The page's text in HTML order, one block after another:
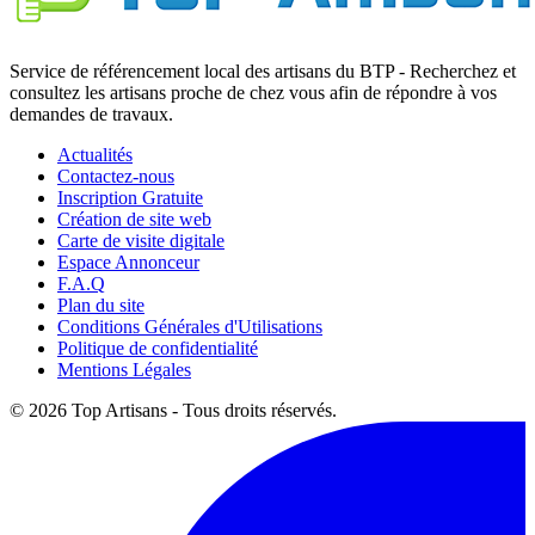
Service de référencement local des artisans du BTP - Recherchez et
consultez les artisans proche de chez vous afin de répondre à vos
demandes de travaux.
Actualités
Contactez-nous
Inscription Gratuite
Création de site web
Carte de visite digitale
Espace Annonceur
F.A.Q
Plan du site
Conditions Générales d'Utilisations
Politique de confidentialité
Mentions Légales
© 2026 Top Artisans - Tous droits réservés.